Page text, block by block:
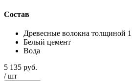
Состав
Древесные волокна толщиной
Белый цемент
Вода
5 135 руб.
/шт